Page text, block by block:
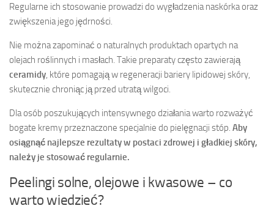
Regularne ich stosowanie prowadzi do wygładzenia naskórka oraz
zwiększenia jego jędrności.
Nie można zapominać o naturalnych produktach opartych na
olejach roślinnych i masłach. Takie preparaty często zawierają
ceramidy, które pomagają w regeneracji bariery lipidowej skóry,
skutecznie chroniąc ją przed utratą wilgoci.
Dla osób poszukujących intensywnego działania warto rozważyć
bogate kremy przeznaczone specjalnie do pielęgnacji stóp. Aby
osiągnąć najlepsze rezultaty w postaci zdrowej i gładkiej skóry,
należy je stosować regularnie.
Peelingi solne, olejowe i kwasowe – co
warto wiedzieć?